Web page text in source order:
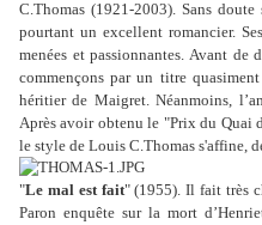
C.Thomas (1921-2003). Sans
pourtant un excellent romancier.
menées et passionnantes. Avant
commençons par un titre
héritier de Maigret. Néanmoins,
Après avoir obtenu le "Prix du Quai
le style de Louis C.Thomas s'affine,
"Le mal est fait" (1955). Il fait très
Paron enquête sur la mort